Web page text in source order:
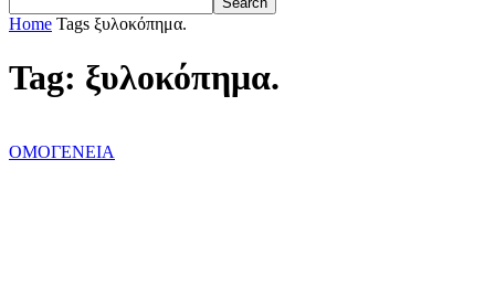
Home Tags ξυλοκόπημα.
Tag: ξυλοκόπημα.
ΟΜΟΓΕΝΕΙΑ